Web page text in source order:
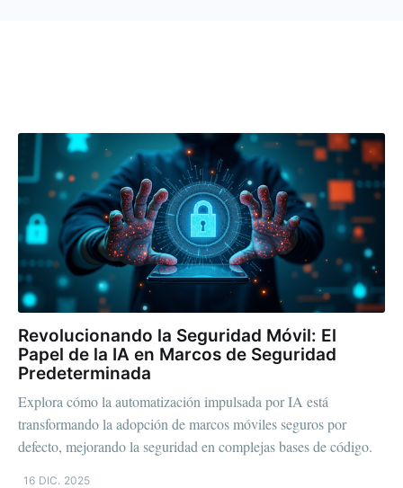
Revolucionando la Seguridad Móvil: El
Papel de la IA en Marcos de Seguridad
Predeterminada
Explora cómo la automatización impulsada por IA está
transformando la adopción de marcos móviles seguros por
defecto, mejorando la seguridad en complejas bases de código.
16 DIC. 2025